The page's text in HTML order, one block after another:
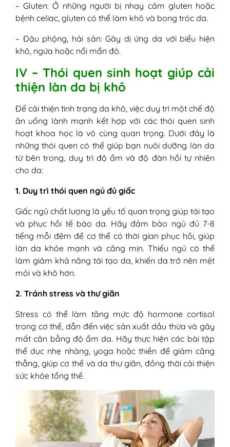
– Gluten: Ở những người bị nhạy cảm gluten hoặc
bệnh celiac, gluten có thể làm khô và bong tróc da.
– Đậu phộng, hải sản: Gây dị ứng da với biểu hiện
khô, ngứa hoặc nổi mẩn đỏ.
IV – Thói quen sinh hoạt giúp cải
thiện làn da bị khô
Để cải thiện tình trạng da khô, việc duy trì một chế độ
ăn uống lành mạnh kết hợp với các thói quen sinh
hoạt khoa học là vô cùng quan trọng. Dưới đây là
những thói quen có thể giúp bạn nuôi dưỡng làn da
từ bên trong, duy trì độ ẩm và độ đàn hồi tự nhiên
cho da:
1. Duy trì thói quen ngủ đủ giấc
Giấc ngủ chất lượng là yếu tố quan trọng giúp tái tạo
và phục hồi tế bào da. Hãy đảm bảo ngủ đủ 7-8
tiếng mỗi đêm để cơ thể có thời gian phục hồi, giúp
làn da khỏe mạnh và căng mịn. Thiếu ngủ có thể
làm giảm khả năng tái tạo da, khiến da trở nên mệt
mỏi và khô hơn.
2. Tránh stress và thư giãn
Stress có thể làm tăng mức độ hormone cortisol
trong cơ thể, dẫn đến việc sản xuất dầu thừa và gây
mất cân bằng độ ẩm da. Hãy thực hiện các bài tập
thể dục nhẹ nhàng, yoga hoặc thiền để giảm căng
thẳng, giúp cơ thể và da thư giãn, đồng thời cải thiện
sức khỏe tổng thể.